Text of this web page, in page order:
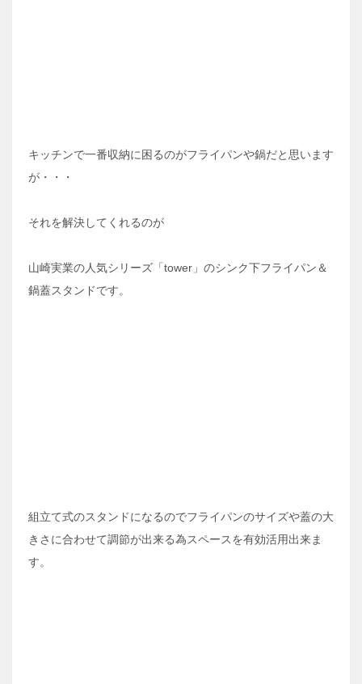
キッチンで一番収納に困るのがフライパンや鍋だと思います
が・・・
それを解決してくれるのが
山崎実業の人気シリーズ「tower」のシンク下フライパン＆
鍋蓋スタンドです。
組立て式のスタンドになるのでフライパンのサイズや蓋の大
きさに合わせて調節が出来る為スペースを有効活用出来ま
す。